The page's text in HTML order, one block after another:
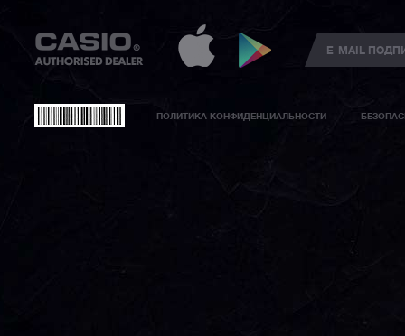
ПОЛИТИКА КОНФИДЕНЦИАЛЬНОСТИ